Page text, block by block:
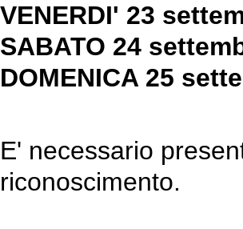
VENERDI' 23
SABATO 24
DOMENICA 25
E' necessario
riconoscimento.